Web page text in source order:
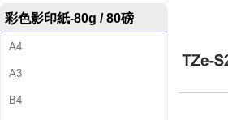
彩色影印紙-80g / 80磅
A4
A3
B4